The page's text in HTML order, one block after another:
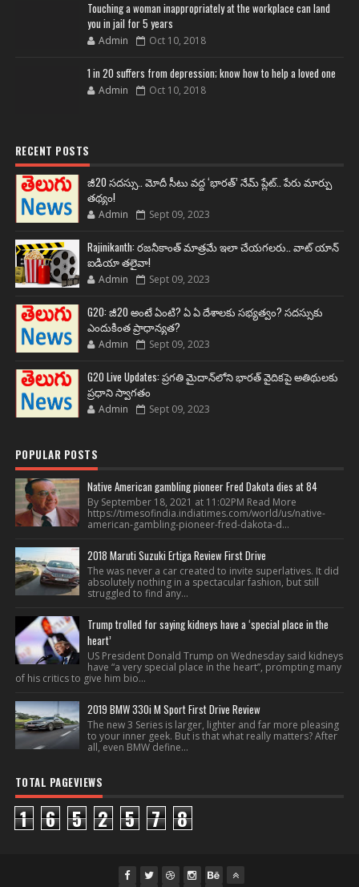
Touching a woman inappropriately at the workplace can land
you in jail for 5 years
Admin Oct 10, 2018
1 in 20 suffers from depression; know how to help a loved one
Admin Oct 10, 2018
RECENT POSTS
జీ20 సదస్సు.. మోదీ సీటు వద్ద ‘భారత్’ నేమ్ ప్లేట్‌.. పేరు మార్పు
తథ్యం!
Admin Sept 09, 2023
Rajinikanth: రజనీకాంత్ మాత్రమే ఇలా చేయగలరు.. వాట్ యాన్
ఐడియా తలైవా!
Admin Sept 09, 2023
G20: జీ20 అంటే ఏంటి? ఏ ఏ దేశాలకు సభ్యత్వం? సదస్సుకు
ఎందుకింత ప్రాధాన్యత?
Admin Sept 09, 2023
G20 Live Updates: ప్రగతి మైదాన్‌లోని భారత్ వైదికపై అతిథులకు
ప్రధాని స్వాగతం
Admin Sept 09, 2023
POPULAR POSTS
Native American gambling pioneer Fred Dakota dies at 84
By September 18, 2021 at 11:02PM Read More
https://timesofindia.indiatimes.com/world/us/native-
american-gambling-pioneer-fred-dakota-d...
2018 Maruti Suzuki Ertiga Review First Drive
The was never a car created to invite superlatives. It did
absolutely nothing in a spectacular fashion, but still
struggled to find any...
Trump trolled for saying kidneys have a ‘special place in the
heart’
US President Donald Trump on Wednesday said kidneys
have “a very special place in the heart”, prompting many
of his critics to give him bio...
2019 BMW 330i M Sport First Drive Review
The new 3 Series is larger, lighter and far more pleasing
to your inner geek. But is that what really matters? After
all, even BMW define...
TOTAL PAGEVIEWS
1 6 5 2 5 7 8